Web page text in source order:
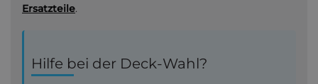
Ersatzteile.
Hilfe bei der Deck-Wahl?